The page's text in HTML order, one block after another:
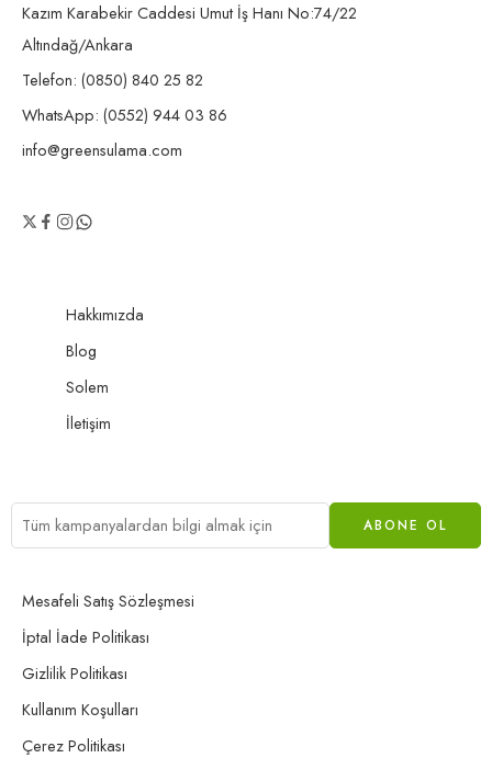
Kazım Karabekir Caddesi Umut İş Hanı No:74/22
Altındağ/Ankara
Telefon: (0850) 840 25 82
WhatsApp: (0552) 944 03 86
info@greensulama.com
Hakkımızda
Blog
Solem
İletişim
Mesafeli Satış Sözleşmesi
İptal İade Politikası
Gizlilik Politikası
Kullanım Koşulları
Çerez Politikası